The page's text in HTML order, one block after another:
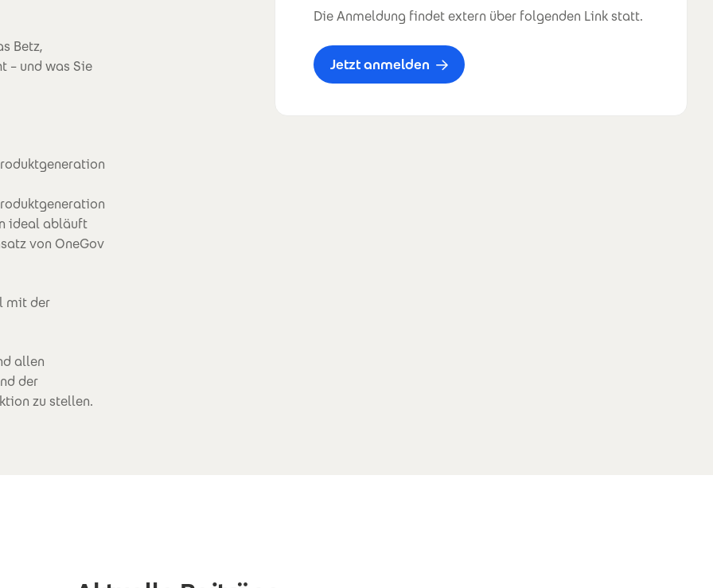
Betz,
– und was Sie
ideal abläuft
von OneGov
mit der
allen
der
zu stellen.
Die Anmeldung findet extern über folgenden Link statt.
Jetzt anmelden